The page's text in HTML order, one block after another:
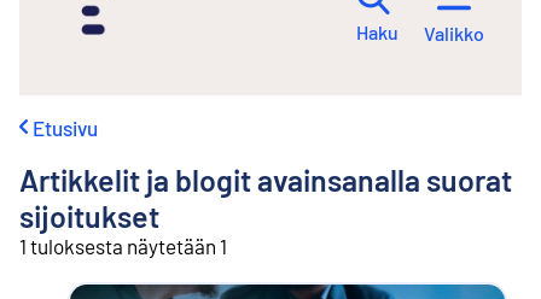
Haku Valikko
Etusivu
Artikkelit ja blogit avainsanalla suorat
sijoitukset
1 tuloksesta näytetään 1